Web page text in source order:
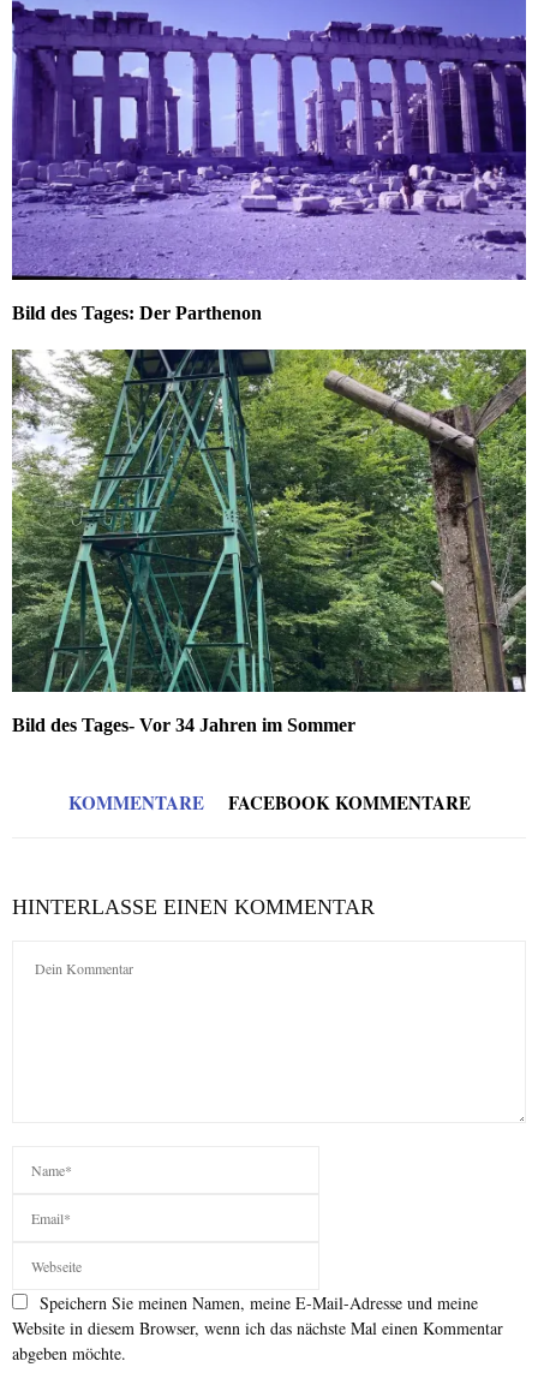
Bild des Tages: Der Parthenon
Bild des Tages- Vor 34 Jahren im Sommer
KOMMENTARE FACEBOOK KOMMENTARE
HINTERLASSE EINEN KOMMENTAR
Speichern Sie meinen Namen, meine E-Mail-Adresse und meine
Website in diesem Browser, wenn ich das nächste Mal einen Kommentar
abgeben möchte.